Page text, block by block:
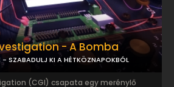
- A Bomba
- SZABADULJ KI A HÉTKÖZNAPOKBÓL
(CGI) csapata egy merénylő